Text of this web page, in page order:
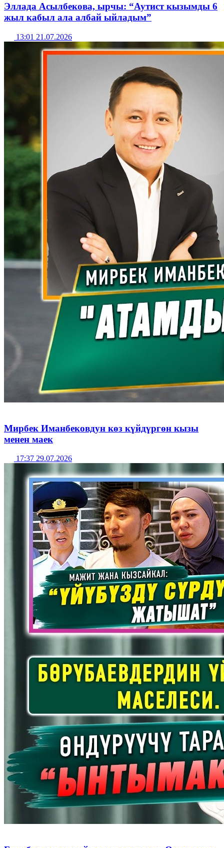
Эллада Асылбекова, ырчы: “Аутист кызымды 6
жыл кабыл ала албай ыйладым”
13:01 21.07.2026
Мирбек Иманбековдун көз күйдүргөн кызы
менен маек
17:37 29.07.2026